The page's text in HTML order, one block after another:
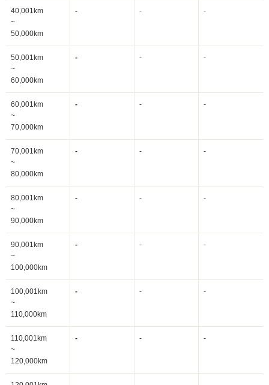
40,001km
~
50,000km
- - -
50,001km
~
60,000km
- - -
60,001km
~
70,000km
- - -
70,001km
~
80,000km
- - -
80,001km
~
90,000km
- - -
90,001km
~
100,000km
- - -
100,001km
~
110,000km
- - -
110,001km
~
120,000km
- - -